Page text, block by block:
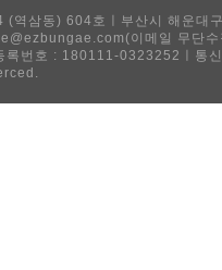
(역삼동) 604호ㅣ부산시 해운
이메일 무단수
번호 : 180111-0323252ㅣ통